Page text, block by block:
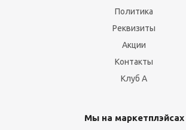
Политика
Реквизиты
Акции
Контакты
Клуб А
Мы на маркетплэйсах